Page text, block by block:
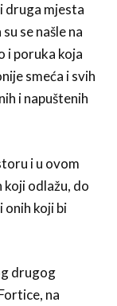
druga mjesta
se našle na
i poruka koja
smeća i svih
i napuštenih
i u ovom
koji odlažu, do
koji bi
drugog
na